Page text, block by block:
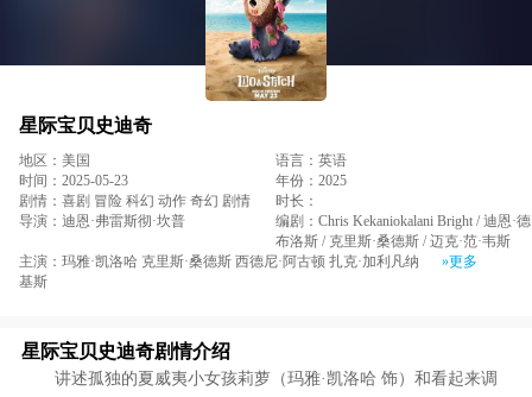
星际宝贝史迪奇
地区：美国
语言：英语
时间：2025-05-23
年份：2025
剧情：喜剧 冒险 科幻 动作 奇幻 剧情
时长：
导演：迪恩·弗雷斯彻·坎普
编剧：Chris Kekaniokalani Bright / 迪恩·德
布洛斯 / 克里斯·桑德斯 / 迈克·范·韦斯
主演：玛雅·凯洛哈 克里斯·桑德斯 西德尼·阿古顿 扎克·加利凡纳
基斯
»更多
星际宝贝史迪奇剧情介绍
讲述孤独的夏威夷小女孩莉萝（玛雅·凯洛哈 饰）和看起来调